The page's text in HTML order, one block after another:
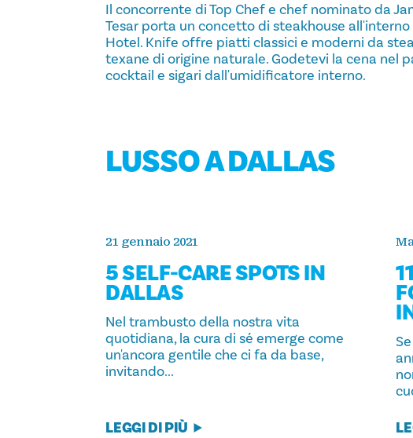
Il concorrente di Top Chef e chef nominato da
Tesar porta un concetto di steakhouse
Hotel. Knife offre piatti classici e moderni da
texane di origine naturale. Godetevi la cena nel
cocktail e sigari dall'umidificatore interno.
LUSSO A DALLAS
21 gennaio 2021
5 SELF-CARE SPOTS IN
DALLAS
Nel trambusto della nostra vita
quotidiana, la cura di sé emerge come
un'ancora gentile che ci fa da base,
invitando...
LEGGI DI PIÙ